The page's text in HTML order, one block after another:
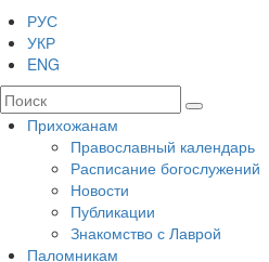
РУС
УКР
ENG
Прихожанам
Православный календарь
Расписание богослужений
Новости
Публикации
Знакомство с Лаврой
Паломникам